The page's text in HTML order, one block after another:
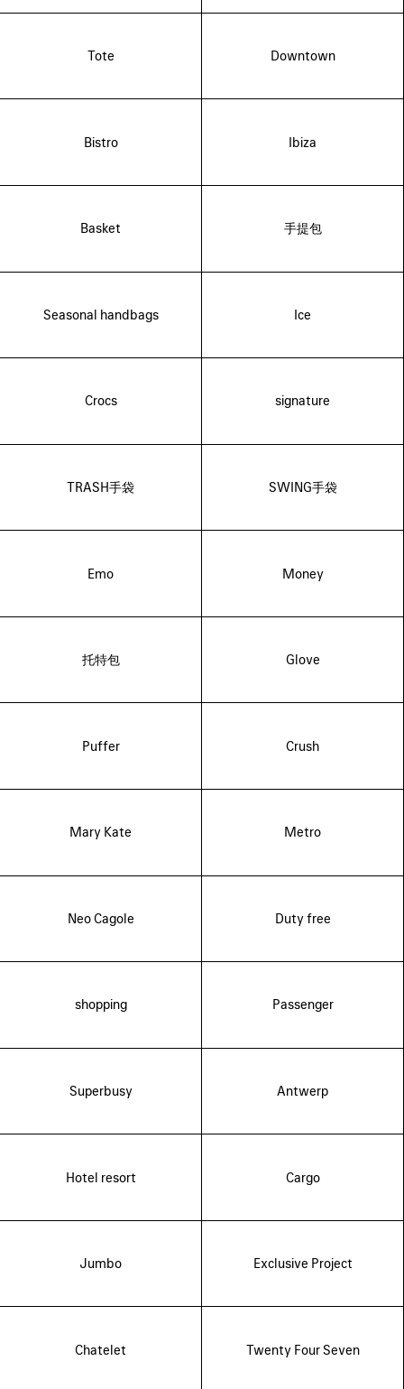
Tote Downtown
Bistro Ibiza
Basket 手提包
Seasonal handbags Ice
Crocs signature
TRASH手袋 SWING手袋
Emo Money
托特包 Glove
Puffer Crush
Mary Kate Metro
Neo Cagole Duty free
shopping Passenger
Superbusy Antwerp
Hotel resort Cargo
Jumbo Exclusive Project
Chatelet Twenty Four Seven